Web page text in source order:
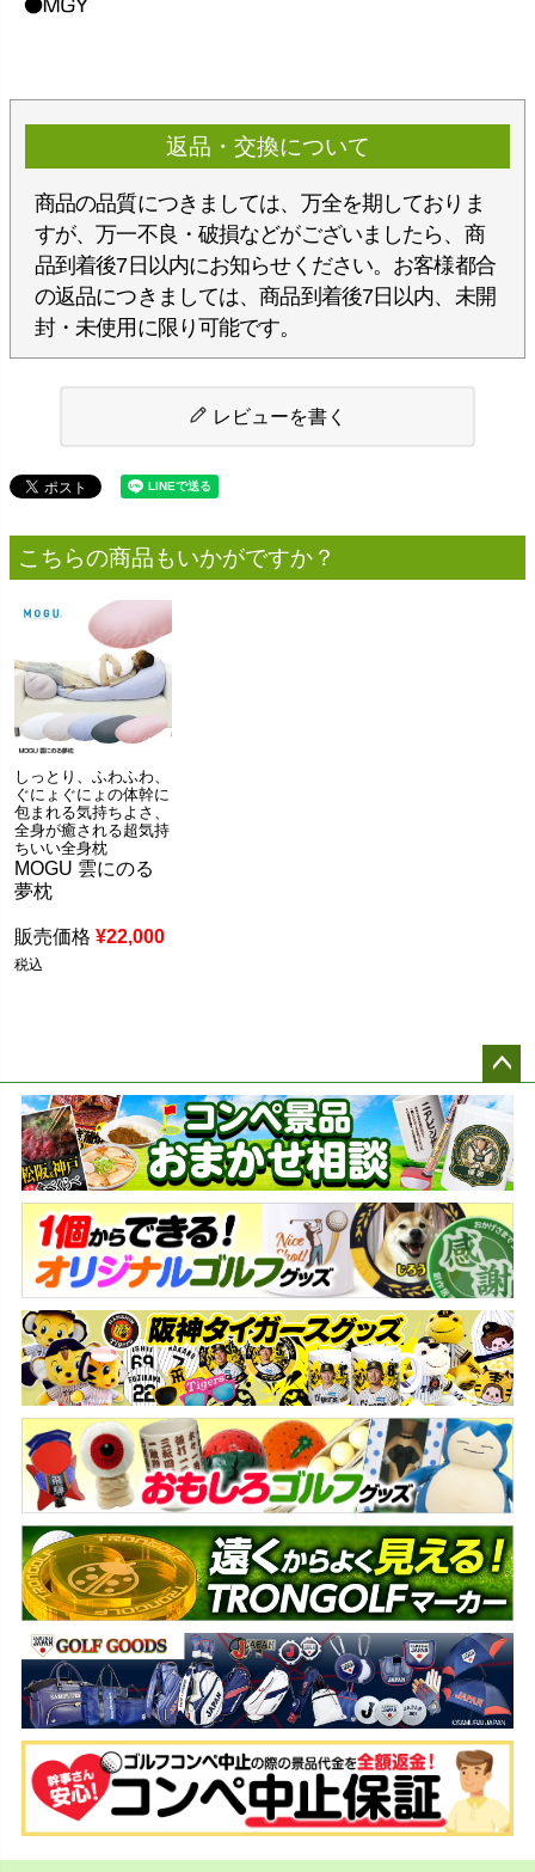
返品・交換について
商品の品質につきましては、万全を期しておりま
すが、万一不良・破損などがございましたら、商
品到着後7日以内にお知らせください。お客様都合
の返品につきましては、商品到着後7日以内、未開
封・未使用に限り可能です。
レビューを書く
こちらの商品もいかがですか？
しっとり、ふわふわ、
ぐにょぐにょの体幹に
包まれる気持ちよさ、
全身が癒される超気持
ちいい全身枕
MOGU 雲にのる
夢枕
販売価格 ¥22,000
税込
ペー
ジト
ップ
へ